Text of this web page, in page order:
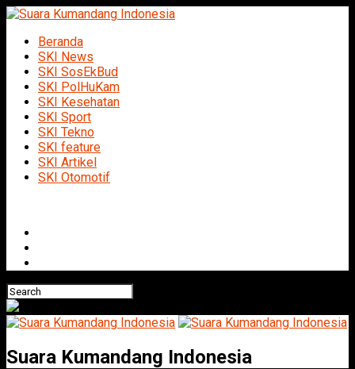
Beranda
SKI News
SKI SosEkBud
SKI PolHuKam
SKI Kesehatan
SKI Sport
SKI Tekno
SKI feature
SKI Artikel
SKI Otomotif
Suara Kumandang Indonesia